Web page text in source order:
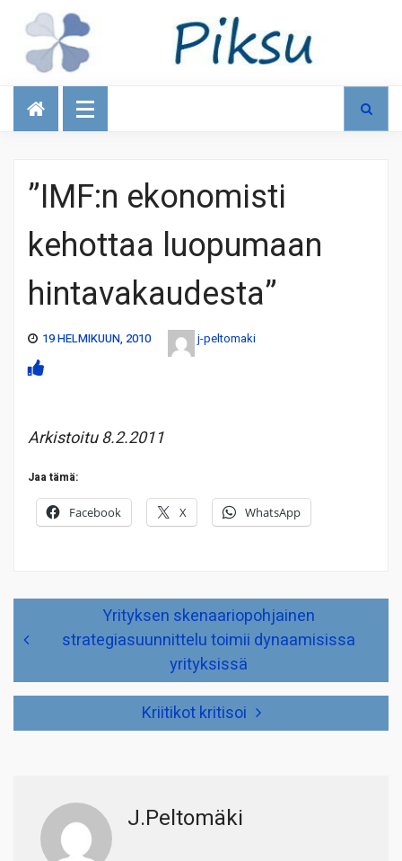
Talous
”IMF:n ekonomisti
kehottaa luopumaan
hintavakaudesta”
19 HELMIKUUN, 2010 j-peltomaki
Arkistoitu 8.2.2011
Jaa tämä:
Facebook X WhatsApp
Yrityksen skenaariopohjainen
strategiasuunnittelu toimii dynaamisissa
yrityksissä
Kriitikot kritisoi
J.Peltomäki